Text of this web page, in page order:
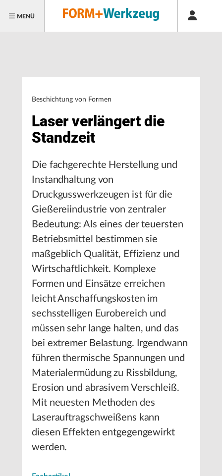
MENÜ
Beschichtung von Formen
Laser verlängert die
Standzeit
Die fachgerechte Herstellung und
Instandhaltung von
Druckgusswerkzeugen ist für die
Gießereiindustrie von zentraler
Bedeutung: Als eines der teuersten
Betriebsmittel bestimmen sie
maßgeblich Qualität, Effizienz und
Wirtschaftlichkeit. Komplexe
Formen und Einsätze erreichen
leicht Anschaffungskosten im
sechsstelligen Eurobereich und
müssen sehr lange halten, und das
bei extremer Belastung. Irgendwann
führen thermische Spannungen und
Materialermüdung zu Rissbildung,
Erosion und abrasivem Verschleiß.
Mit neuesten Methoden des
Laserauftragschweißens kann
diesen Effekten entgegengewirkt
werden.